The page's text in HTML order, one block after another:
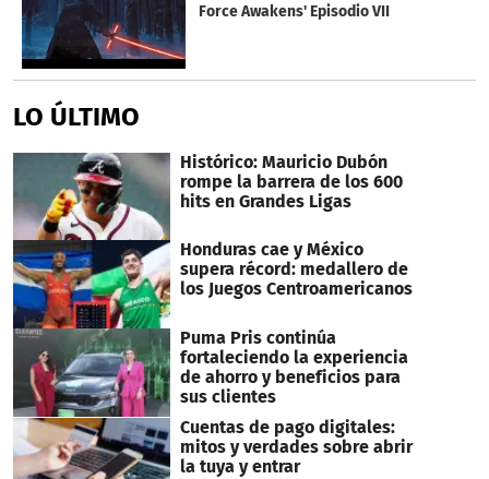
Force Awakens' Episodio VII
LO ÚLTIMO
Histórico: Mauricio Dubón
rompe la barrera de los 600
hits en Grandes Ligas
Honduras cae y México
supera récord: medallero de
los Juegos Centroamericanos
Puma Pris continúa
fortaleciendo la experiencia
de ahorro y beneficios para
sus clientes
Cuentas de pago digitales:
mitos y verdades sobre abrir
la tuya y entrar